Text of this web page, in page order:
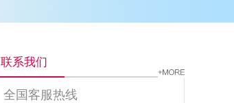
联系我们
全国客服热线